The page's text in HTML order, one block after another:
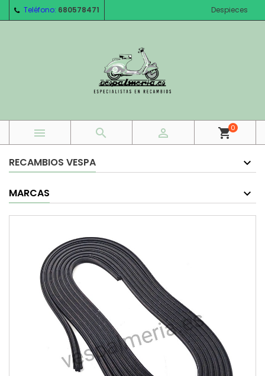
Teléfono: 680578471 Despieces
   shopping_cart0
RECAMBIOS VESPA
MARCAS